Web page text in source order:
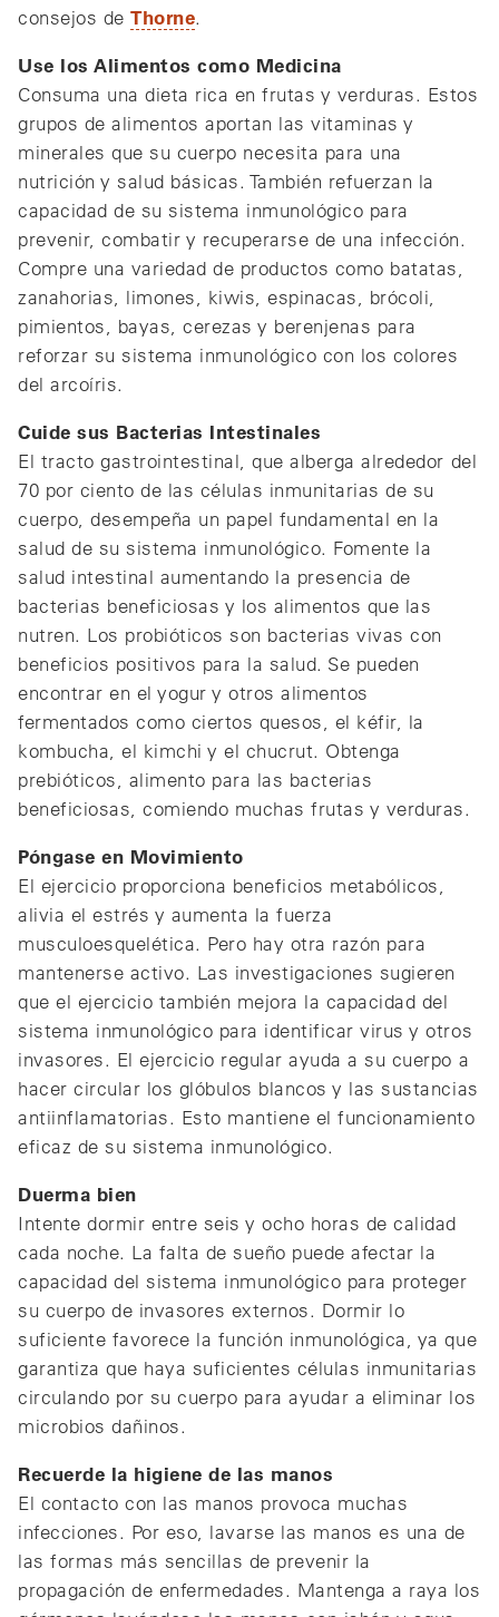
consejos deThorne.
Use los Alimentos como Medicina
Consuma una dieta rica en frutas y verduras. Estos
grupos de alimentos aportan las vitaminas y
minerales que su cuerpo necesita para una
nutrición y salud básicas. También refuerzan la
capacidad de su sistema inmunológico para
prevenir, combatir y recuperarse de una infección.
Compre una variedad de productos como batatas,
zanahorias, limones, kiwis, espinacas, brócoli,
pimientos, bayas, cerezas y berenjenas para
reforzar su sistema inmunológico con los colores
del arcoíris.
Cuide sus Bacterias Intestinales
El tracto gastrointestinal, que alberga alrededor del
70 por ciento de las células inmunitarias de su
cuerpo, desempeña un papel fundamental en la
salud de su sistema inmunológico. Fomente la
salud intestinal aumentando la presencia de
bacterias beneficiosas y los alimentos que las
nutren. Los probióticos son bacterias vivas con
beneficios positivos para la salud. Se pueden
encontrar en el yogur y otros alimentos
fermentados como ciertos quesos, el kéfir, la
kombucha, el kimchi y el chucrut. Obtenga
prebióticos, alimento para las bacterias
beneficiosas, comiendo muchas frutas y verduras.
Póngase en Movimiento
El ejercicio proporciona beneficios metabólicos,
alivia el estrés y aumenta la fuerza
musculoesquelética. Pero hay otra razón para
mantenerse activo. Las investigaciones sugieren
que el ejercicio también mejora la capacidad del
sistema inmunológico para identificar virus y otros
invasores. El ejercicio regular ayuda a su cuerpo a
hacer circular los glóbulos blancos y las sustancias
antiinflamatorias. Esto mantiene el funcionamiento
eficaz de su sistema inmunológico.
Duerma bien
Intente dormir entre seis y ocho horas de calidad
cada noche. La falta de sueño puede afectar la
capacidad del sistema inmunológico para proteger
su cuerpo de invasores externos. Dormir lo
suficiente favorece la función inmunológica, ya que
garantiza que haya suficientes células inmunitarias
circulando por su cuerpo para ayudar a eliminar los
microbios dañinos.
Recuerde la higiene de las manos
El contacto con las manos provoca muchas
infecciones. Por eso, lavarse las manos es una de
las formas más sencillas de prevenir la
propagación de enfermedades. Mantenga a raya los